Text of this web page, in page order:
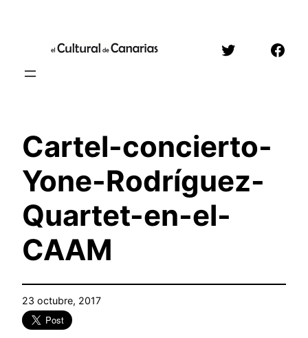
contenido
Twitter
Cartel-concierto-
Yone-Rodríguez-
Quartet-en-el-
CAAM
23 octubre, 2017